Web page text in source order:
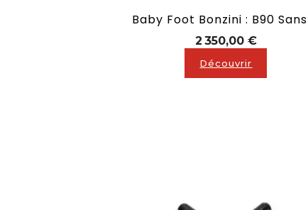
2 350,00 €Prix
Découvrir